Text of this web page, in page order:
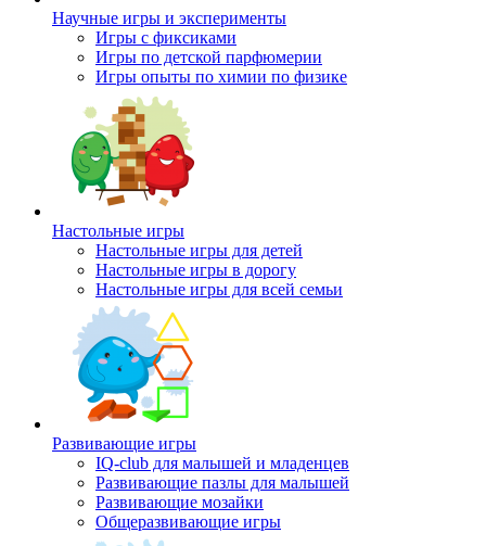
Научные игры и эксперименты
Игры с фиксиками
Игры по детской парфюмерии
Игры опыты по химии по физике
Настольные игры
Настольные игры для детей
Настольные игры в дорогу
Настольные игры для всей семьи
Развивающие игры
IQ-club для малышей и младенцев
Развивающие пазлы для малышей
Развивающие мозайки
Общеразвивающие игры